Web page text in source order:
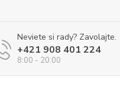
Neviete si rady? Zavolajte.
+421 908 401 224
8:00 - 20:00